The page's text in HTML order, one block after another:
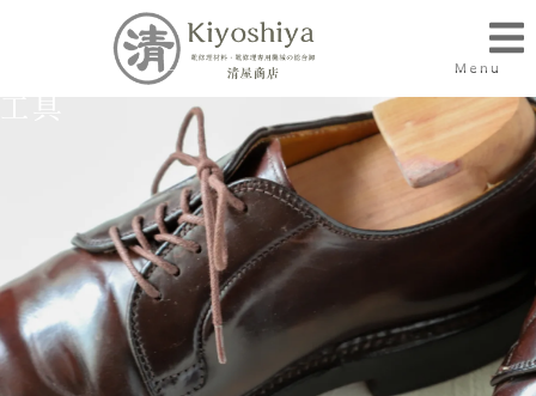
Menu